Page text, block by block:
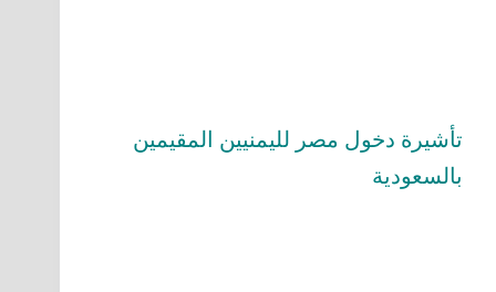
تأشيرة دخول مصر لليمنيين المقيمين
بالسعودية